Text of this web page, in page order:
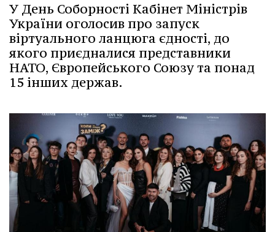
У День Соборності Кабінет Міністрів
України оголосив про запуск
віртуального ланцюга єдності, до
якого приєдналися представники
НАТО, Європейського Союзу та понад
15 інших держав.